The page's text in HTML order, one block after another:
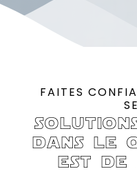
FAITES
dans le
est